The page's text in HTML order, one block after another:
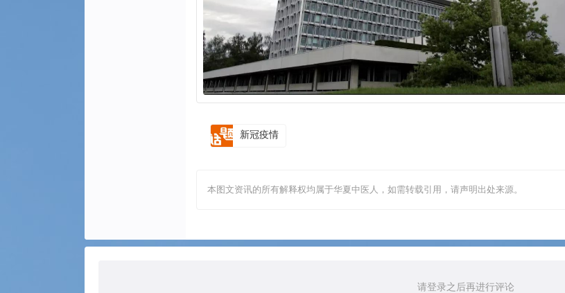
新冠疫情
本图文资讯的所有解释权均属于华夏中医人，如需转载引用，请声明出处来源。
请登录之后再进行评论